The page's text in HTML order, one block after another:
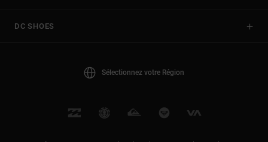
DC SHOES
Sélectionnez votre Région